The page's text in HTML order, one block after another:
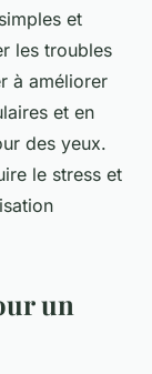
et
les troubles
à améliorer
et en
des yeux.
le stress et
un